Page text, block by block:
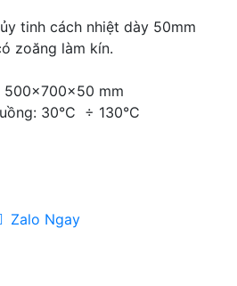
tinh cách nhiệt dày 50mm
zoăng làm kín.
500x700x50 mm
30°C ÷ 130°C
Zalo Ngay